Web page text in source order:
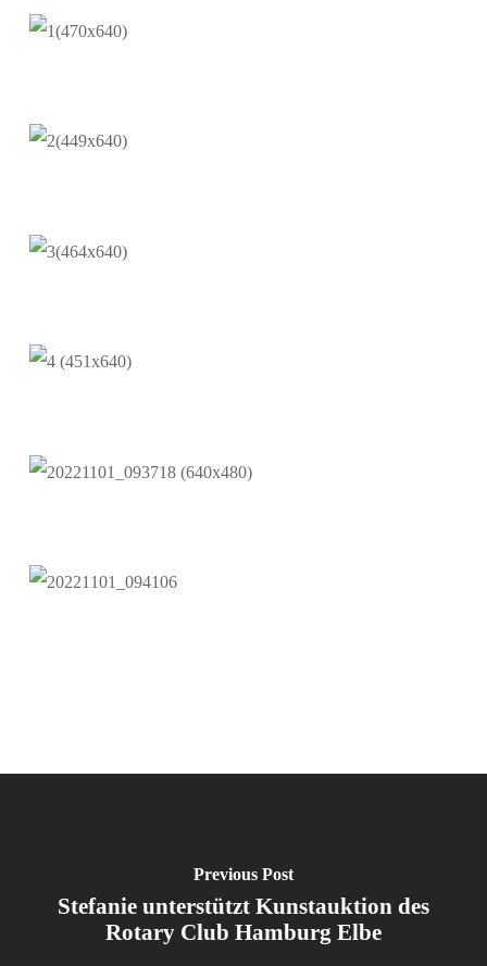
Previous Post
Stefanie unterstützt Kunstauktion des
Rotary Club Hamburg Elbe